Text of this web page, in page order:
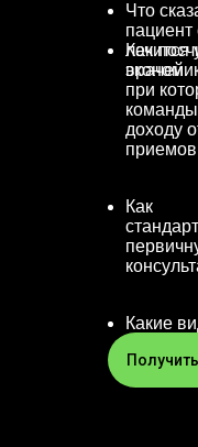
Что
пациент
лечится
врачей
Как
при
команды
доходу
Как
Какие
врачей